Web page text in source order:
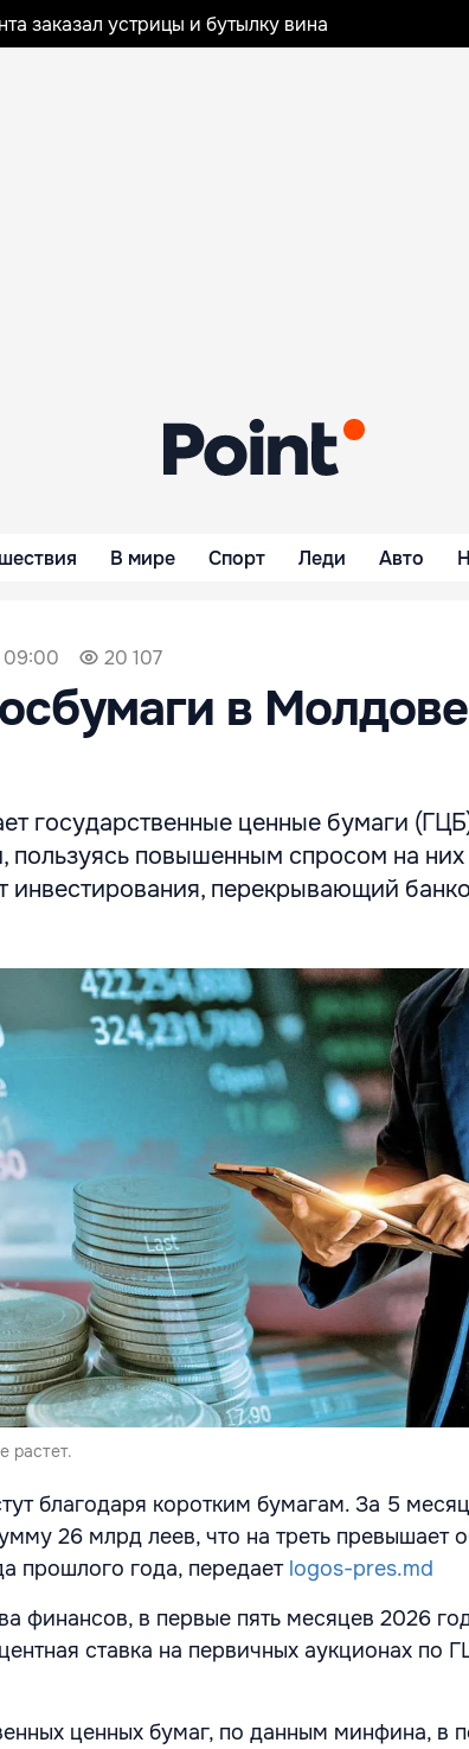
заказал устрицы и бутылку вина
В мире Спорт Леди Авто
09:00 20 107
в Молдове
государственные ценные бумаги
повышенным спросом на них
инвестирования, перекрывающий
растет.
благодаря коротким бумагам. За 5
26 млрд леев, что на треть превышает
прошлого года, передаетlogos-pres.md
финансов, в первые пять месяцев 2026
ставка на первичных аукционах по
ценных бумаг, по данным минфина, в